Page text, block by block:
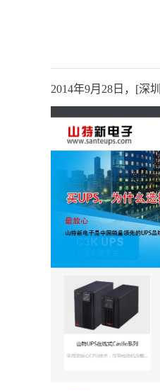
2014年9月28日，[深